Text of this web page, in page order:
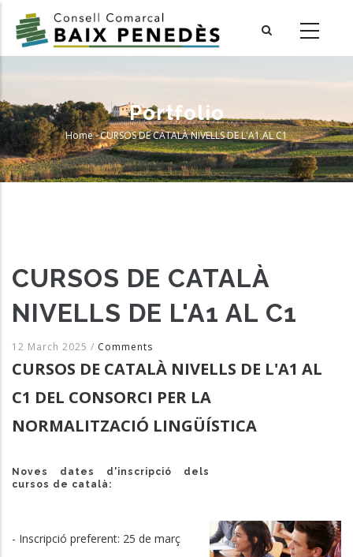
main
Portfolio
Breadcrumb
Home-CURSOS DE CATALÀ NIVELLS DE L'A1 AL C1
CURSOS DE CATALÀ
NIVELLS DE L'A1 AL C1
12 March 2025 / Comments
CURSOS DE CATALÀ NIVELLS DE L'A1 AL
C1 DEL CONSORCI PER LA
NORMALITZACIÓ LINGÜÍSTICA
Noves dates d'inscripció dels
cursos de català:
- Inscripció preferent: 25 de març